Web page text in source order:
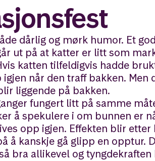
dårlig og mørk humor. Et
ut på at katter er litt som
katten tilfeldigvis hadde
når den traff bakken. Men
liggende på bakken.
fungert litt på samme
å spekulere i om bunnen er
opp igjen. Effekten blir
å kanskje gå glipp en
bra allikevel og